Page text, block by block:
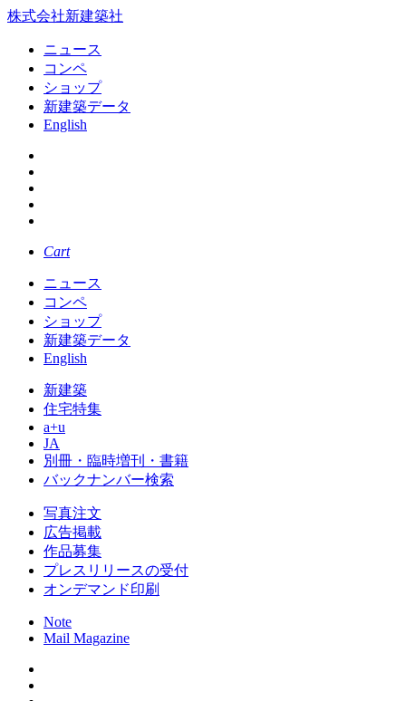
株式会社新建築社
ニュース
コンペ
ショップ
新建築データ
English
Cart
ニュース
コンペ
ショップ
新建築データ
English
新建築
住宅特集
a+u
JA
別冊・臨時増刊・書籍
バックナンバー検索
写真注文
広告掲載
作品募集
プレスリリースの受付
オンデマンド印刷
Note
Mail Magazine